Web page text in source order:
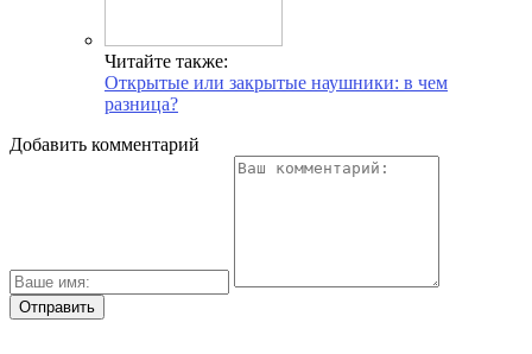
Читайте также:
Открытые или закрытые наушники: в чем
разница?
Добавить комментарий